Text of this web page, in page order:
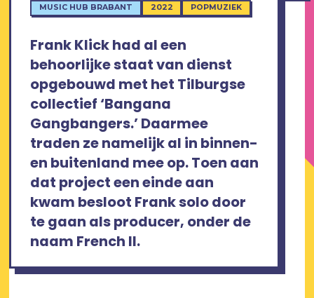
MUSIC HUB BRABANT 2022 POPMUZIEK
Frank Klick had al een
behoorlijke staat van dienst
opgebouwd met het Tilburgse
collectief ‘Bangana
Gangbangers.’ Daarmee
traden ze namelijk al in binnen-
en buitenland mee op. Toen aan
dat project een einde aan
kwam besloot Frank solo door
te gaan als producer, onder de
naam French II.